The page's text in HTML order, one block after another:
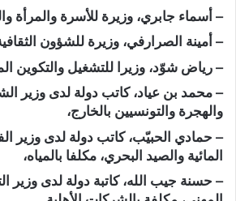
– أسماء جابري، وزيرة للأسرة والمرأة
– أمينة الصرارفي، وزيرة للشؤون
– رياض شوّد، وزيرا للتشغيل والتكوين
– محمد بن عياد، كاتب دولة لدى وزير
والهجرة والتونسيين بالخارج،
– حمادي الحبيّب، كاتب دولة لدى وزير
المائية والصيد البحري، مكلفا بالمياه،
– حسنة جيب الله، كاتبة دولة لدى وزير